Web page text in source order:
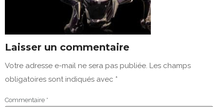
Laisser un commentaire
Votre adresse e-mail ne sera pas publiée. Les champs
obligatoires sont indiqués avec *
Commentaire *